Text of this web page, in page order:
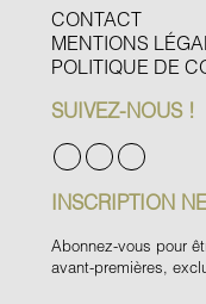
CONTACT
MENTIONS
POLITIQUE DE
SUIVEZ-NOUS !
INSCRIPTION
Abonnez-vous pour
avant-premières,